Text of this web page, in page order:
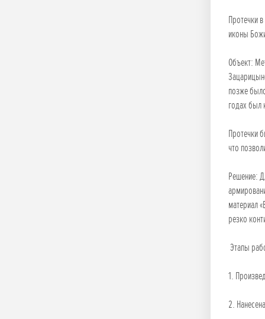
Протечки
иконы
Объект:
позже
годах был
Протечки
что
Решение:
материал
резко
Этапы
1.
2.